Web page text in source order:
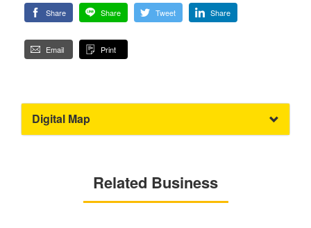
Share Share Tweet Share
Email Print
Digital Map
Related Business